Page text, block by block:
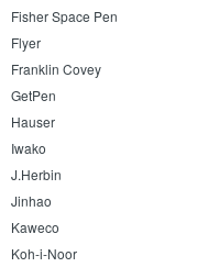
Fisher Space Pen
Flyer
Franklin Covey
GetPen
Hauser
Iwako
J.Herbin
Jinhao
Kaweco
Koh-i-Noor